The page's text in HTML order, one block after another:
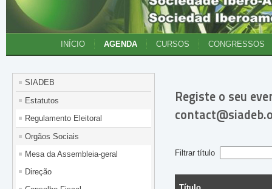
INÍCIO AGENDA CURSOS CONGRESSOS
SIADEB
Estatutos
Regulamento Eleitoral
Orgãos Sociais
Mesa da Assembleia-geral
Direção
Registe o seu
Filtrar título